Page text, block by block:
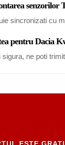
senzorilor
sincronizati cu
pentru Dacia
ne poti